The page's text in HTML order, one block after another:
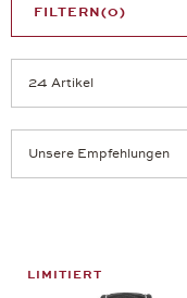
FILTERN(0)
LIMITIERT